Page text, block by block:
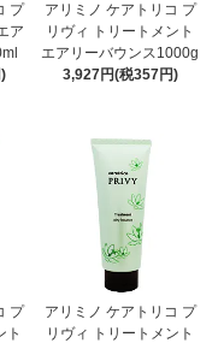
プ
ア
アリミノ ケアトリコ プ
リヴィ トリートメント
エアリーバウンス1000g
3,927円(税357円)
プ
ト
アリミノ ケアトリコ プ
リヴィ トリートメント